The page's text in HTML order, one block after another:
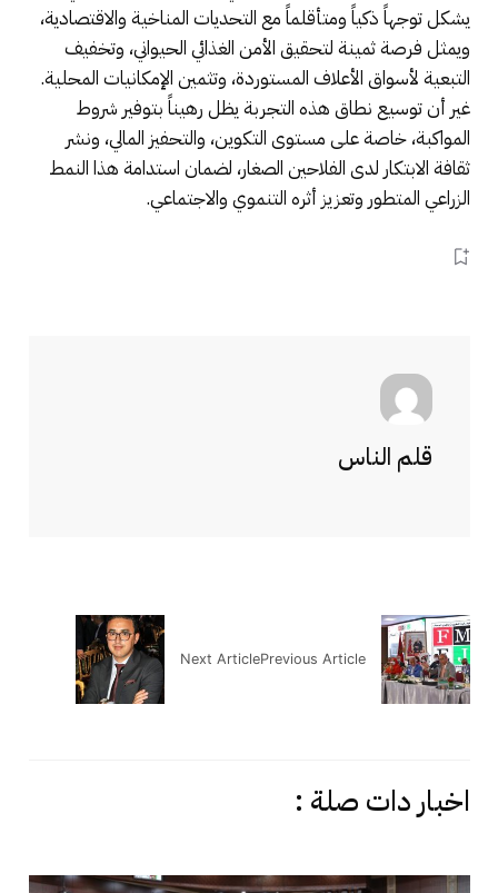
يشكل توجهاً ذكياً ومتأقلماً مع التحديات المناخية والاقتصادية،
ويمثل فرصة ثمينة لتحقيق الأمن الغذائي الحيواني، وتخفيف
التبعية لأسواق الأعلاف المستوردة، وتثمين الإمكانيات المحلية.
غير أن توسيع نطاق هذه التجربة يظل رهيناً بتوفير شروط
المواكبة، خاصة على مستوى التكوين، والتحفيز المالي، ونشر
ثقافة الابتكار لدى الفلاحين الصغار، لضمان استدامة هذا النمط
الزراعي المتطور وتعزيز أثره التنموي والاجتماعي.
قلم الناس
Previous Article
Next Article
اخبار دات صلة :